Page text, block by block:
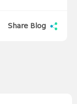
Share Blog